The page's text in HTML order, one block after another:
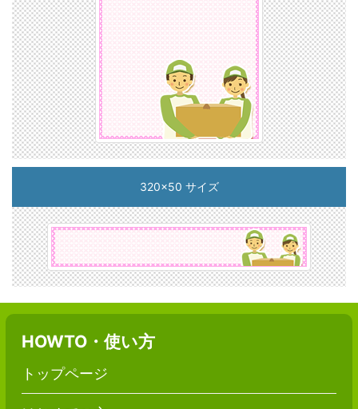
320x50 サイズ
HOWTO・使い方
トップページ